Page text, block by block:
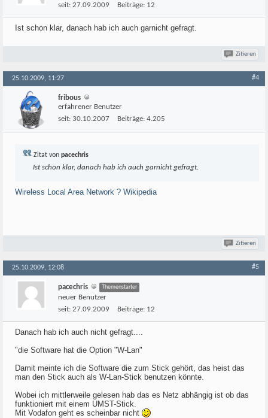
seit: 27.09.2009 Beiträge: 12
Ist schon klar, danach hab ich auch garnicht gefragt.
Zitieren
25.10.2009, 11:27 #4
fribous
erfahrener Benutzer
seit: 30.10.2007 Beiträge: 4.205
Zitat von pacechris
Ist schon klar, danach hab ich auch garnicht gefragt.
Wireless Local Area Network ? Wikipedia
Zitieren
25.10.2009, 12:08 #5
pacechris Themenstarter
neuer Benutzer
seit: 27.09.2009 Beiträge: 12
Danach hab ich auch nicht gefragt....
"die Software hat die Option "W-Lan"
Damit meinte ich die Software die zum Stick gehört, das heist das
man den Stick auch als W-Lan-Stick benutzen könnte.
Wobei ich mittlerweile gelesen hab das es Netz abhängig ist ob das
funktioniert mit einem UMST-Stick.
Mit Vodafon geht es scheinbar nicht